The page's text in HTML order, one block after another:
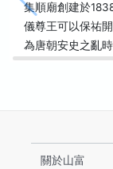
集順廟創建於
儀尊王可以保祐
為唐朝安史之亂
關於山富